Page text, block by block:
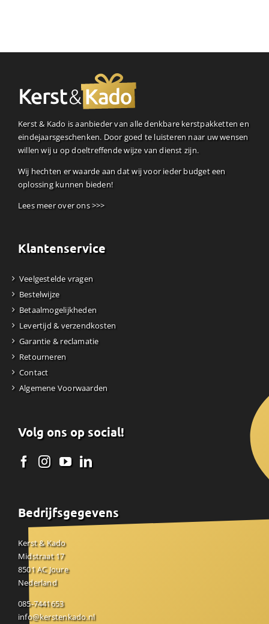
Kerst & Kado is aanbieder van alle denkbare kerstpakketten en
eindejaarsgeschenken. Door goed te luisteren naar uw wensen
willen wij u op doeltreffende wijze van dienst zijn.
Wij hechten er waarde aan dat wij voor ieder budget een
oplossing kunnen bieden!
Lees meer over ons >>>
Klantenservice
Veelgestelde vragen
Bestelwijze
Betaalmogelijkheden
Levertijd & verzendkosten
Garantie & reclamatie
Retourneren
Contact
Algemene Voorwaarden
Volg ons op social!
Bedrijfsgegevens
Kerst & Kado
Midstraat 17
8501 AC Joure
Nederland
085-7441653
info@kerstenkado.nl